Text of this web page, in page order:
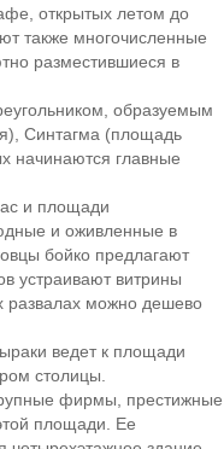
открытых летом до
также многочисленные
разместившиеся в
образуемым
Синтагма (площадь
начинаются главные
и площади
и оживленные в
бойко предлагают
устраивают витрины
можно дешево
ведет к площади
столицы.
фирмы, престижные
площади. Ее